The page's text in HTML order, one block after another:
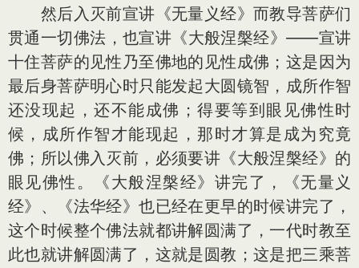
然后入灭前宣讲《无量义经》而教导菩萨们
贯通一切佛法，也宣讲《大般涅槃经》——宣讲
十住菩萨的见性乃至佛地的见性成佛；这是因为
最后身菩萨明心时只能发起大圆镜智，成所作智
还没现起，还不能成佛；得要等到眼见佛性时
候，成所作智才能现起，那时才算是成为究竟
佛；所以佛入灭前，必须要讲《大般涅槃经》的
眼见佛性。《大般涅槃经》讲完了，《无量义
经》、《法华经》也已经在更早的时候讲完了，
这个时候整个佛法就都讲解圆满了，一代时教至
此也就讲解圆满了，这就是圆教；这是把三乘菩